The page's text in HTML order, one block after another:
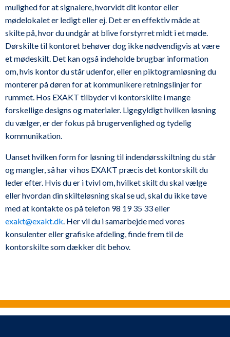
mulighed for at signalere, hvorvidt dit kontor eller
mødelokalet er ledigt eller ej. Det er en effektiv måde at
skilte på, hvor du undgår at blive forstyrret midt i et møde.
Dørskilte til kontoret behøver dog ikke nødvendigvis at være
et mødeskilt. Det kan også indeholde brugbar information
om, hvis kontor du står udenfor, eller en piktogramløsning du
monterer på døren for at kommunikere retningslinjer for
rummet. Hos EXAKT tilbyder vi kontorskilte i mange
forskellige designs og materialer. Ligegyldigt hvilken løsning
du vælger, er der fokus på brugervenlighed og tydelig
kommunikation.
Uanset hvilken form for løsning til indendørsskiltning du står
og mangler, så har vi hos EXAKT præcis det kontorskilt du
leder efter. Hvis du er i tvivl om, hvilket skilt du skal vælge
eller hvordan din skilteløsning skal se ud, skal du ikke tøve
med at kontakte os på telefon 98 19 35 33 eller
exakt@exakt.dk. Her vil du i samarbejde med vores
konsulenter eller grafiske afdeling, finde frem til de
kontorskilte som dækker dit behov.